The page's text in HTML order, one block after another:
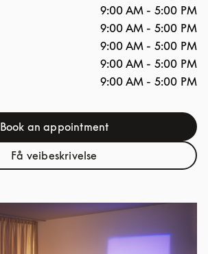
9:00 AM- 5:00 PM
9:00 AM- 5:00 PM
9:00 AM- 5:00 PM
9:00 AM- 5:00 PM
9:00 AM- 5:00 PM
Book an appointmentLink Opens in New Tab
Få veibeskrivelseLink Opens in New Tab